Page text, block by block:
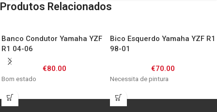
Produtos Relacionados
Banco Condutor Yamaha YZF
R1 04-06
€80.00
Bom estado
Bico Esquerdo Yamaha YZF R1
98-01
€70.00
Necessita de pintura